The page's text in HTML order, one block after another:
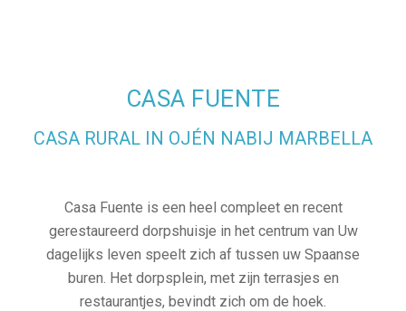
CASA FUENTE
CASA RURAL IN OJÉN NABIJ MARBELLA
Casa Fuente is een heel compleet en recent
gerestaureerd dorpshuisje in het centrum van Uw
dagelijks leven speelt zich af tussen uw Spaanse
buren. Het dorpsplein, met zijn terrasjes en
restaurantjes, bevindt zich om de hoek.